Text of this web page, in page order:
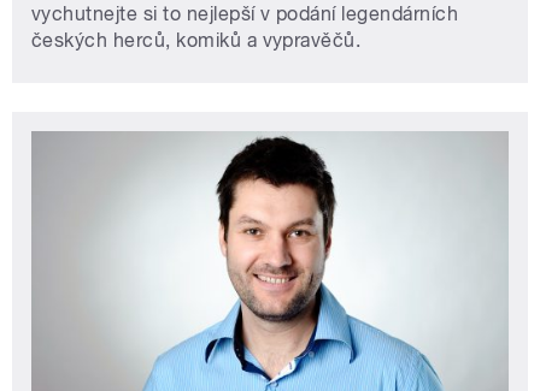
vychutnejte si to nejlepší v podání legendárních
českých herců, komiků a vypravěčů.